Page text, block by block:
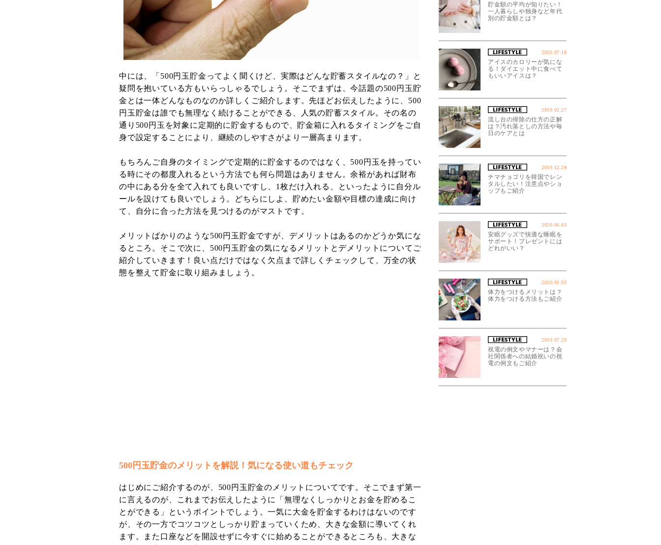
中には、「500円玉貯金ってよく聞くけど、実際はどんな貯蓄スタイルなの？」と
疑問を抱いている方もいらっしゃるでしょう。そこでまずは、今話題の500円玉貯
金とは一体どんなものなのか詳しくご紹介します。先ほどお伝えしたように、500
円玉貯金は誰でも無理なく続けることができる、人気の貯蓄スタイル。その名の
通り500円玉を対象に定期的に貯金するもので、貯金箱に入れるタイミングをご自
身で設定することにより、継続のしやすさがより一層高まります。
もちろんご自身のタイミングで定期的に貯金するのではなく、500円玉を持ってい
る時にその都度入れるという方法でも何ら問題はありません。余裕があれば財布
の中にある分を全て入れても良いですし、1枚だけ入れる、といったように自分ル
ールを設けても良いでしょう。どちらにしよ、貯めたい金額や目標の達成に向け
て、自分に合った方法を見つけるのがマストです。
メリットばかりのような500円玉貯金ですが、デメリットはあるのかどうか気にな
るところ。そこで次に、500円玉貯金の気になるメリットとデメリットについてご
紹介していきます！良い点だけではなく欠点まで詳しくチェックして、万全の状
態を整えて貯金に取り組みましょう。
500円玉貯金のメリットを解説！気になる使い道もチェック
はじめにご紹介するのが、500円玉貯金のメリットについてです。そこでまず第一
に言えるのが、これまでお伝えしたように「無理なくしっかりとお金を貯めるこ
とができる」というポイントでしょう。一気に大金を貯金するわけはないのです
が、その一方でコツコツとしっかり貯まっていくため、大きな金額に導いてくれ
ます。また口座などを開設せずに今すぐに始めることができるところも、大きな
貯金額の平均が知りたい！
一人暮らしや独身など年代
別の貯金額とは？
2020.07.18
アイスのカロリーが気にな
る！ダイエット中に食べて
もいいアイスは？
2019.02.27
流し台の掃除の仕方の正解
は？汚れ落としの方法や毎
日のケアとは
2019.12.24
チマチョゴリを韓国でレン
タルしたい！注意点やショ
ップもご紹介
2020.06.03
安眠グッズで快適な睡眠を
サポート！プレゼントには
どれがいい？
2020.01.03
体力をつけるメリットは？
体力をつける方法もご紹介
2019.07.20
祝電の例文やマナーは？会
社関係者への結婚祝いの祝
電の例文もご紹介